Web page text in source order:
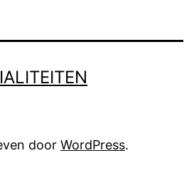
door WordPress.